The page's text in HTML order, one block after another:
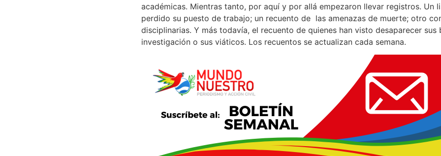
académicas. Mientras tanto, por aquí y por allá empezaron llevar registros. Un
perdido su puesto de trabajo; un recuento de las amenazas de muerte; otro
disciplinarias. Y más todavía, el recuento de quienes han visto desaparecer sus
investigación o sus viáticos. Los recuentos se actualizan cada semana.